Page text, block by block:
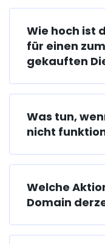
Wie hoch ist
für einen
gekauften
Was tun,
nicht
Welche
Domain